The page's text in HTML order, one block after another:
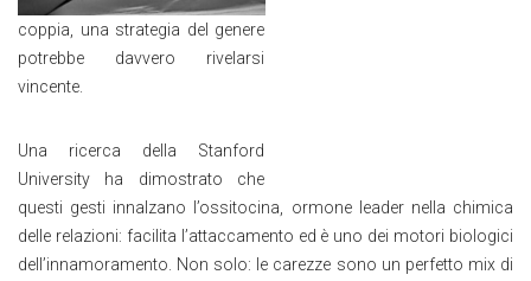
o
n
coppia, una strategia del genere
potrebbe davvero rivelarsi
vincente.
Una ricerca della Stanford
University ha dimostrato che
questi gesti innalzano l’ossitocina, ormone leader nella chimica
delle relazioni: facilita l’attaccamento ed è uno dei motori biologici
dell’innamoramento. Non solo: le carezze sono un perfetto mix di